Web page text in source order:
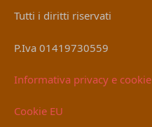
Tutti i diritti riservati
P.Iva 01419730559
Informativa privacy e cookie
Cookie EU